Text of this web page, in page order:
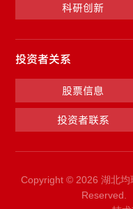
科研创新
投资者关系
股票信息
投资者联系
Copyright © 2026 湖北均
Reserved.